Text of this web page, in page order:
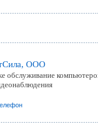
ООО
обслуживание